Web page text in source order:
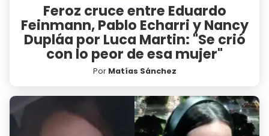
Feroz cruce entre Eduardo
Feinmann, Pablo Echarri y Nancy
Dupláa por Luca Martin: "Se crió
con lo peor de esa mujer"
Por Matías Sánchez